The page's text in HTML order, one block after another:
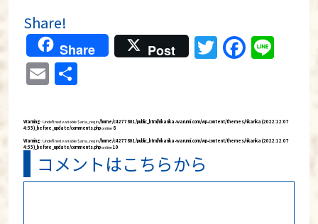
Share!
Share Post Twitter
Email
Warning: Undefined variable $aria_req in/home/c4277801/public_html/rikarika-warumi.com/wp-content/themes/rikarika (2022:12:07
4:55)_before_update/comments.phpon line 8
Warning: Undefined variable $aria_req in/home/c4277801/public_html/rikarika-warumi.com/wp-content/themes/rikarika (2022:12:07
4:55)_before_update/comments.phpon line10
コメントはこちらから